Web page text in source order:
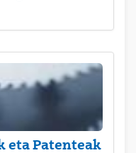
eta Patenteak